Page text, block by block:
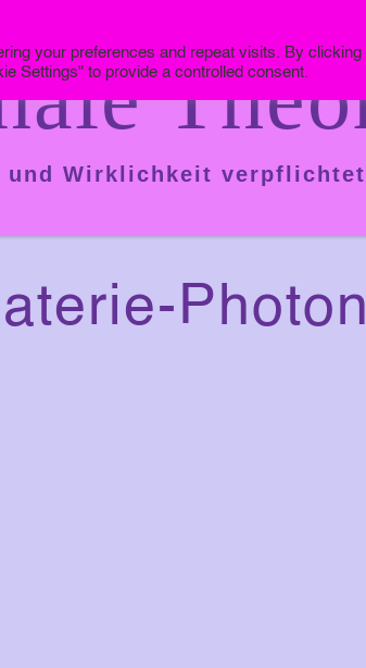
und Wirklichkeit verpflichtet
your preferences and repeat visits. By clicking
Settings" to provide a controlled consent.